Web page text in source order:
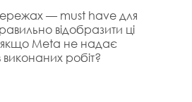
— must have для
відобразити ці
якщо Meta не надає
виконаних робіт?